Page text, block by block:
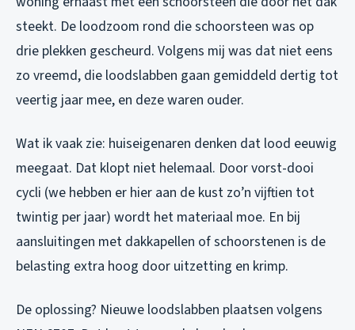
steekt. De loodzoom rond die schoorsteen was op
drie plekken gescheurd. Volgens mij was dat niet eens
zo vreemd, die loodslabben gaan gemiddeld dertig tot
veertig jaar mee, en deze waren ouder.
Wat ik vaak zie: huiseigenaren denken dat lood eeuwig
meegaat. Dat klopt niet helemaal. Door vorst-dooi
cycli (we hebben er hier aan de kust zo’n vijftien tot
twintig per jaar) wordt het materiaal moe. En bij
aansluitingen met dakkapellen of schoorstenen is de
belasting extra hoog door uitzetting en krimp.
De oplossing? Nieuwe loodslabben plaatsen volgens